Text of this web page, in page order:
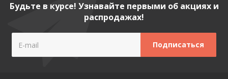
Будьте в курсе! Узнавайте первыми об акциях и
распродажах!